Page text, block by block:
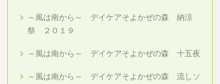
～風は南から～ デイケアそよかぜの森 納涼
祭 ２０１９
～風は南から～ デイケアそよかぜの森 十五夜
～風は南から～ デイケアそよかぜの森 流しソ